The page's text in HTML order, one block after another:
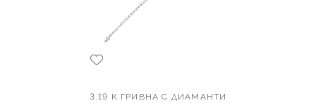
3.19 K ГРИВНА С ДИАМАНТИ